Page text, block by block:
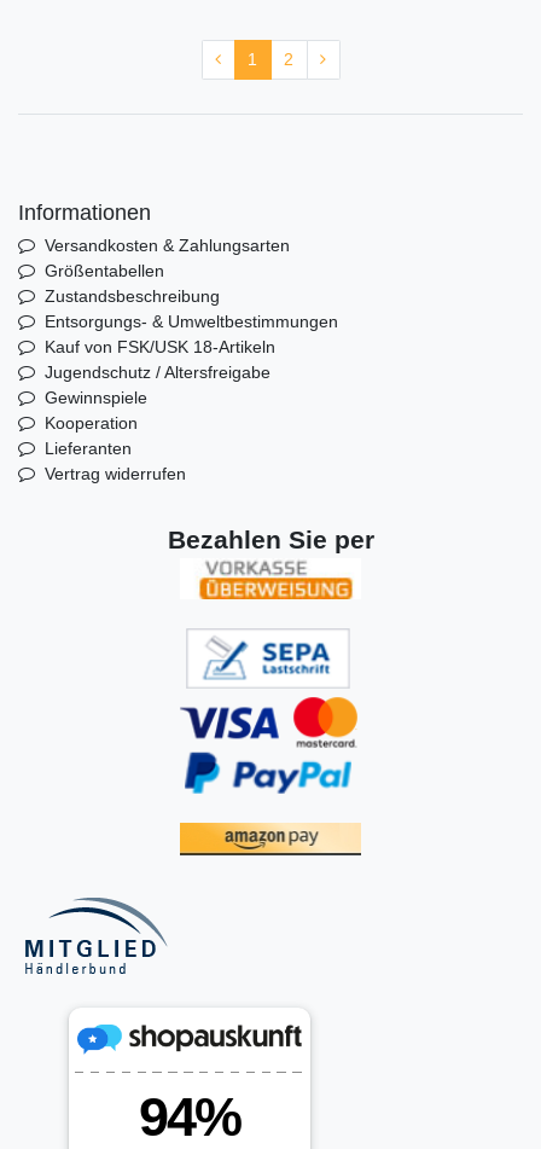
1 2
Informationen
Versandkosten & Zahlungsarten
Größentabellen
Zustandsbeschreibung
Entsorgungs- & Umweltbestimmungen
Kauf von FSK/USK 18-Artikeln
Jugendschutz / Altersfreigabe
Gewinnspiele
Kooperation
Lieferanten
Vertrag widerrufen
Bezahlen Sie per